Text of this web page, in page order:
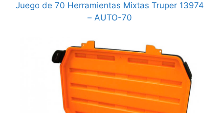
Juego de 70 Herramientas Mixtas Truper 13974
– AUTO-70